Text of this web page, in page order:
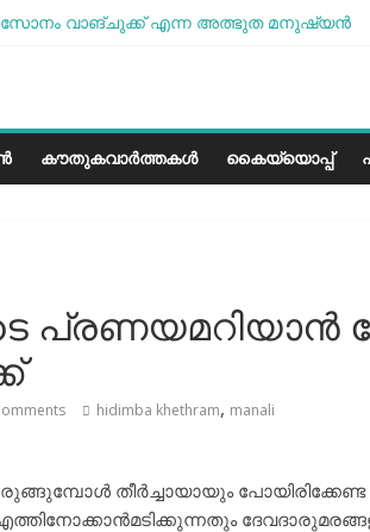
സോനം വാങ്ചുക്ക് എന്ന അത്ഭുത മനുഷ്യന്‍
ചില്ലുഭരണിയിലെ പാരീസ് മിഠായികള്‍
കൗതുകവാർത്തകൾ കൈയ്യൊപ്പ്
പ്രണയമറിയാന്‍
hidimba khethram, manali
തീര്‍ച്ചായായും